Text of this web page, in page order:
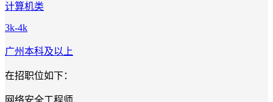
计算机类
3k-4k
广州本科及以上
在招职位如下：
网络安全工程师